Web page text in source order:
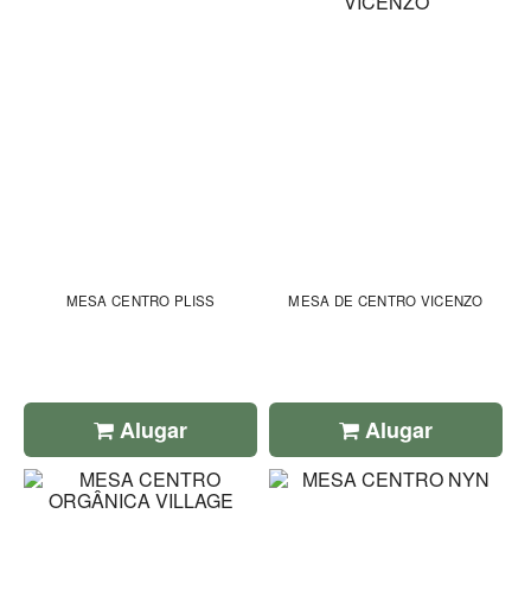
MESA CENTRO PLISS
Alugar
MESA DE CENTRO VICENZO
Alugar